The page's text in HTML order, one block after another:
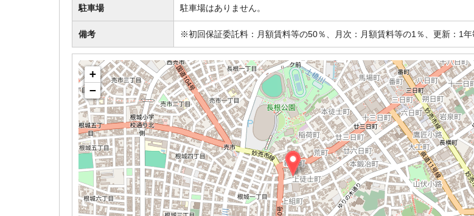
駐車場 駐車場はありません。
備考 ※初回保証委託料：月額賃料等の50％、月次：月額賃料等の1％、更新：1年
+
−